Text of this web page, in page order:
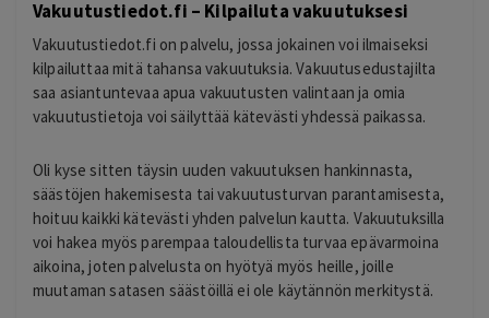
Vakuutustiedot.fi – Kilpailuta vakuutuksesi
Vakuutustiedot.fi on palvelu, jossa jokainen voi ilmaiseksi
kilpailuttaa mitä tahansa vakuutuksia. Vakuutusedustajilta
saa asiantuntevaa apua vakuutusten valintaan ja omia
vakuutustietoja voi säilyttää kätevästi yhdessä paikassa.
Oli kyse sitten täysin uuden vakuutuksen hankinnasta,
säästöjen hakemisesta tai vakuutusturvan parantamisesta,
hoituu kaikki kätevästi yhden palvelun kautta. Vakuutuksilla
voi hakea myös parempaa taloudellista turvaa epävarmoina
aikoina, joten palvelusta on hyötyä myös heille, joille
muutaman satasen säästöillä ei ole käytännön merkitystä.